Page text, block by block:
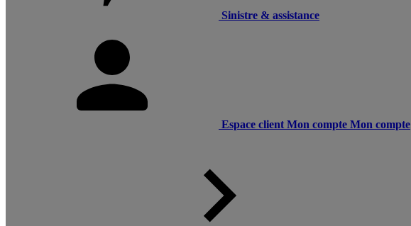
Sinistre & assistance
Espace client Mon compte Mon compte